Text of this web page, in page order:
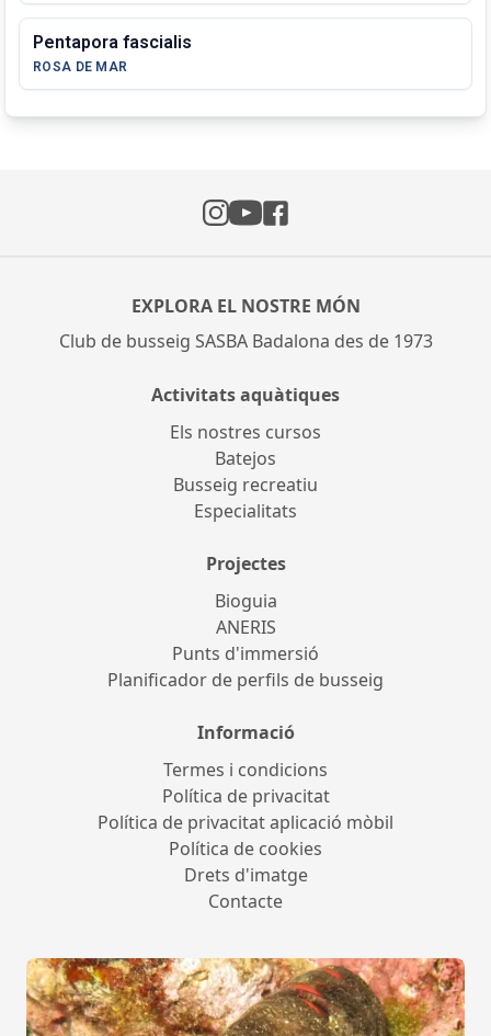
Pentapora fascialis
ROSA DE MAR
EXPLORA EL NOSTRE MÓN
Club de busseig SASBA Badalona des de 1973
Activitats aquàtiques
Els nostres cursos
Batejos
Busseig recreatiu
Especialitats
Projectes
Bioguia
ANERIS
Punts d'immersió
Planificador de perfils de busseig
Informació
Termes i condicions
Política de privacitat
Política de privacitat aplicació mòbil
Política de cookies
Drets d'imatge
Contacte